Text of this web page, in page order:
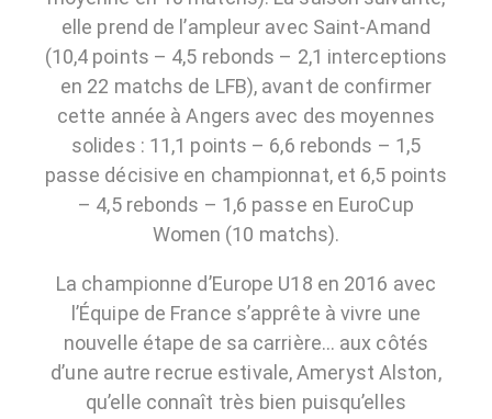
elle prend de l’ampleur avec Saint-Amand
(10,4 points – 4,5 rebonds – 2,1 interceptions
en 22 matchs de LFB), avant de confirmer
cette année à Angers avec des moyennes
solides : 11,1 points – 6,6 rebonds – 1,5
passe décisive en championnat, et 6,5 points
– 4,5 rebonds – 1,6 passe en EuroCup
Women (10 matchs).
La championne d’Europe U18 en 2016 avec
l’Équipe de France s’apprête à vivre une
nouvelle étape de sa carrière… aux côtés
d’une autre recrue estivale, Ameryst Alston,
qu’elle connaît très bien puisqu’elles